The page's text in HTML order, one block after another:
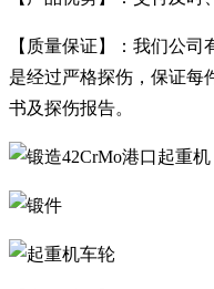
【质量保证】：我们公司
是经过严格探伤，保证每
书及探伤报告。